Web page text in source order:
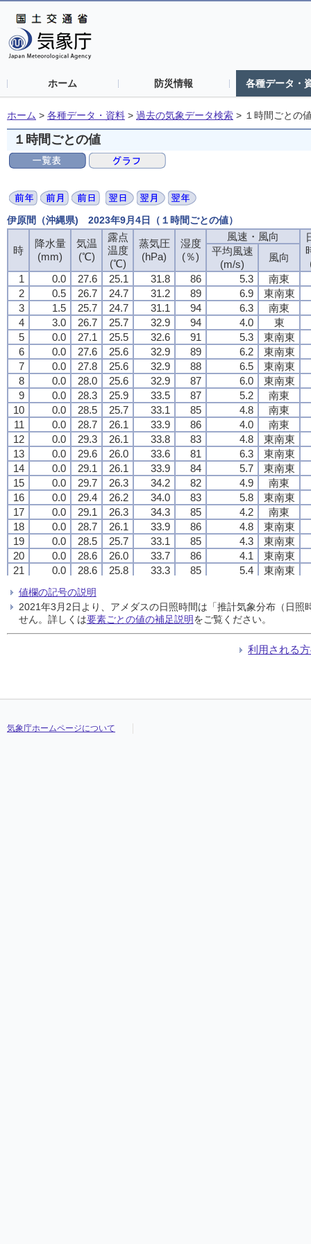
ホーム 防災情報 各種データ・
ホーム > 各種データ・資料 > 過去の気象データ検索 > １時間ごとの
１時間ごとの値
伊原間（沖縄県) 2023年9月4日（１時間ごとの値）
時
降水量
(mm)
気温
(℃)
露点
温度
(℃)
蒸気圧
(hPa)
湿度
(％)
風速・風向
平均風速
(m/s)
風向
1
0.0 27.6 25.1 31.8 86 5.3
南東
2
0.5 26.7 24.7 31.2 89 6.9
東南東
3
1.5 25.7 24.7 31.1 94 6.3
南東
4
3.0 26.7 25.7 32.9 94 4.0
東
5
0.0 27.1 25.5 32.6 91 5.3
東南東
6
0.0 27.6 25.6 32.9 89 6.2
東南東
7
0.0 27.8 25.6 32.9 88 6.5
東南東
8
0.0 28.0 25.6 32.9 87 6.0
東南東
9
0.0 28.3 25.9 33.5 87 5.2
南東
10
0.0 28.5 25.7 33.1 85 4.8
南東
11
0.0 28.7 26.1 33.9 86 4.0
南東
12
0.0 29.3 26.1 33.8 83 4.8
東南東
13
0.0 29.6 26.0 33.6 81 6.3
東南東
14
0.0 29.1 26.1 33.9 84 5.7
東南東
15
0.0 29.7 26.3 34.2 82 4.9
南東
16
0.0 29.4 26.2 34.0 83 5.8
東南東
17
0.0 29.1 26.3 34.3 85 4.2
南東
18
0.0 28.7 26.1 33.9 86 4.8
東南東
19
0.0 28.5 25.7 33.1 85 4.3
東南東
20
0.0 28.6 26.0 33.7 86 4.1
東南東
21
0.0 28.6 25.8 33.3 85 5.4
東南東
28.5
23
0.0 28.4
南東
24
0.0 28.4 26.2 34.1 88 4.8 東南東
時
降水量
(mm)
気温
(℃)
露点
温度
(℃)
蒸気圧
(hPa)
湿度
(％)
風速・風向
平均風速
(m/s)
風向
1
0.0 27.6 25.1 31.8 86 5.3
南東
2
0.5 26.7 24.7 31.2 89 6.9
東南東
3
1.5 25.7 24.7 31.1 94 6.3
南東
4
3.0 26.7 25.7 32.9 94 4.0
東
5
0.0 27.1 25.5 32.6 91 5.3
東南東
6
0.0 27.6 25.6 32.9 89 6.2
東南東
7
0.0 27.8 25.6 32.9 88 6.5
東南東
8
0.0 28.0 25.6 32.9 87 6.0
東南東
9
0.0 28.3 25.9 33.5 87 5.2
南東
10
0.0 28.5 25.7 33.1 85 4.8
南東
11
0.0 28.7 26.1 33.9 86 4.0
南東
12
0.0 29.3 26.1 33.8 83 4.8
東南東
13
0.0 29.6 26.0 33.6 81 6.3
東南東
14
0.0 29.1 26.1 33.9 84 5.7
東南東
15
0.0 29.7 26.3 34.2 82 4.9
南東
16
0.0 29.4 26.2 34.0 83 5.8
東南東
17
0.0 29.1 26.3 34.3 85 4.2
南東
18
0.0 28.7 26.1 33.9 86 4.8
東南東
19
0.0 28.5 25.7 33.1 85 4.3
東南東
20
0.0 28.6 26.0 33.7 86 4.1
東南東
21
0.0 28.6 25.8 33.3 85 5.4
東南東
28.5
23
0.0 28.4
南東
24
0.0 28.4 26.2 34.1 88 4.8 東南東
時
降水量
(mm)
気温
(℃)
露点
温度
(℃)
蒸気圧
(hPa)
湿度
(％)
風速・風向
平均風速
(m/s)
風向
1
0.0 27.6 25.1 31.8 86 5.3
南東
2
0.5 26.7 24.7 31.2 89 6.9
東南東
3
1.5 25.7 24.7 31.1 94 6.3
南東
4
3.0 26.7 25.7 32.9 94 4.0
東
5
0.0 27.1 25.5 32.6 91 5.3
東南東
6
0.0 27.6 25.6 32.9 89 6.2
東南東
7
0.0 27.8 25.6 32.9 88 6.5
東南東
8
0.0 28.0 25.6 32.9 87 6.0
東南東
9
0.0 28.3 25.9 33.5 87 5.2
南東
10
0.0 28.5 25.7 33.1 85 4.8
南東
11
0.0 28.7 26.1 33.9 86 4.0
南東
12
0.0 29.3 26.1 33.8 83 4.8
東南東
13
0.0 29.6 26.0 33.6 81 6.3
東南東
14
0.0 29.1 26.1 33.9 84 5.7
東南東
15
0.0 29.7 26.3 34.2 82 4.9
南東
16
0.0 29.4 26.2 34.0 83 5.8
東南東
17
0.0 29.1 26.3 34.3 85 4.2
南東
18
0.0 28.7 26.1 33.9 86 4.8
東南東
19
0.0 28.5 25.7 33.1 85 4.3
東南東
20
0.0 28.6 26.0 33.7 86 4.1
東南東
21
0.0 28.6 25.8 33.3 85 5.4
東南東
28.5
23
0.0 28.4
南東
24
0.0 28.4 26.2 34.1 88 4.8 東南東
時
降水量
(mm)
気温
(℃)
露点
温度
(℃)
蒸気圧
(hPa)
湿度
(％)
風速・風向
平均風速
(m/s)
風向
1
0.0 27.6 25.1 31.8 86 5.3
南東
2
0.5 26.7 24.7 31.2 89 6.9
東南東
3
1.5 25.7 24.7 31.1 94 6.3
南東
4
3.0 26.7 25.7 32.9 94 4.0
東
5
0.0 27.1 25.5 32.6 91 5.3
東南東
6
0.0 27.6 25.6 32.9 89 6.2
東南東
7
0.0 27.8 25.6 32.9 88 6.5
東南東
8
0.0 28.0 25.6 32.9 87 6.0
東南東
9
0.0 28.3 25.9 33.5 87 5.2
南東
10
0.0 28.5 25.7 33.1 85 4.8
南東
11
0.0 28.7 26.1 33.9 86 4.0
南東
12
0.0 29.3 26.1 33.8 83 4.8
東南東
13
0.0 29.6 26.0 33.6 81 6.3
東南東
14
0.0 29.1 26.1 33.9 84 5.7
東南東
15
0.0 29.7 26.3 34.2 82 4.9
南東
16
0.0 29.4 26.2 34.0 83 5.8
東南東
17
0.0 29.1 26.3 34.3 85 4.2
南東
18
0.0 28.7 26.1 33.9 86 4.8
東南東
19
0.0 28.5 25.7 33.1 85 4.3
東南東
20
0.0 28.6 26.0 33.7 86 4.1
東南東
21
0.0 28.6 25.8 33.3 85 5.4
東南東
28.5
23
0.0 28.4
南東
24
0.0 28.4 26.2 34.1 88 4.8 東南東
値欄の記号の説明
2021年3月2日より、アメダスの日照時間は「推計気象分布（日
せん。詳しくは要素ごとの値の補足説明をご覧ください。
利用される
気象庁ホームページについて